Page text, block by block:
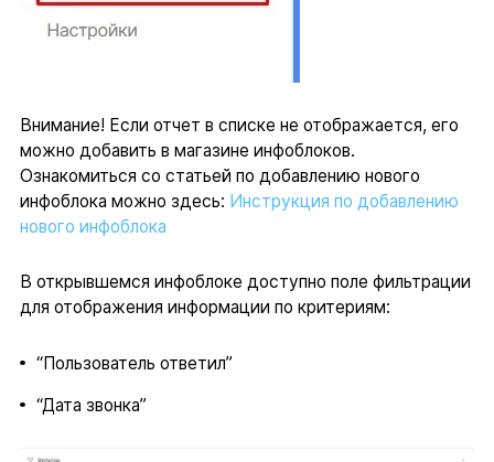
Внимание! Если отчет в списке не отображается, его
можно добавить в магазине инфоблоков.
Ознакомиться со статьей по добавлению нового
инфоблока можно здесь: Инструкция по добавлению
нового инфоблока
В открывшемся инфоблоке доступно поле фильтрации
для отображения информации по критериям:
“Пользователь ответил”
“Дата звонка”